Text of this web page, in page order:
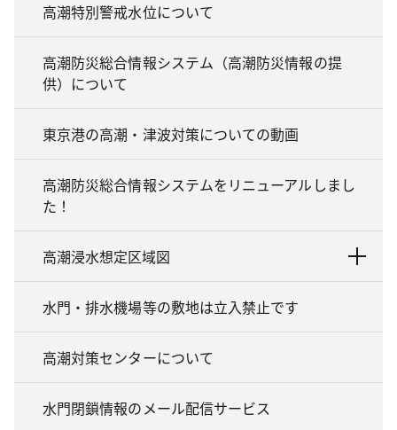
高潮特別警戒水位について
高潮防災総合情報システム（高潮防災情報の提
供）について
東京港の高潮・津波対策についての動画
高潮防災総合情報システムをリニューアルしまし
た！
高潮浸水想定区域図
水門・排水機場等の敷地は立入禁止です
高潮対策センターについて
水門閉鎖情報のメール配信サービス